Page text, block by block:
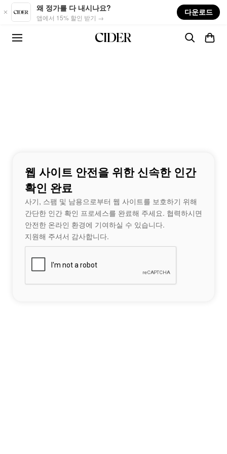
Skip to main content
왜 정가를 다 내시나요?
앱에서 15% 할인 받기 →
다운로드
웹 사이트 안전을 위한 신속한 인간
확인 완료
사기, 스팸 및 남용으로부터 웹 사이트를 보호하기 위해
간단한 인간 확인 프로세스를 완료해 주세요. 협력하시면
안전한 온라인 환경에 기여하실 수 있습니다.
지원해 주셔서 감사합니다.